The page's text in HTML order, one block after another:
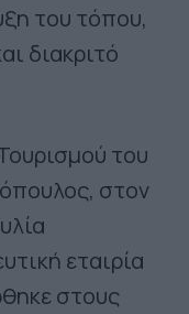
του τόπου,
διακριτό
του
στον
εταιρία
στους